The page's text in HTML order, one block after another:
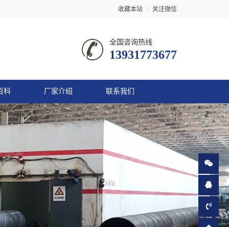
收藏本站 关注微信
全国咨询热线
13931773677
科 厂家介绍 联系我们